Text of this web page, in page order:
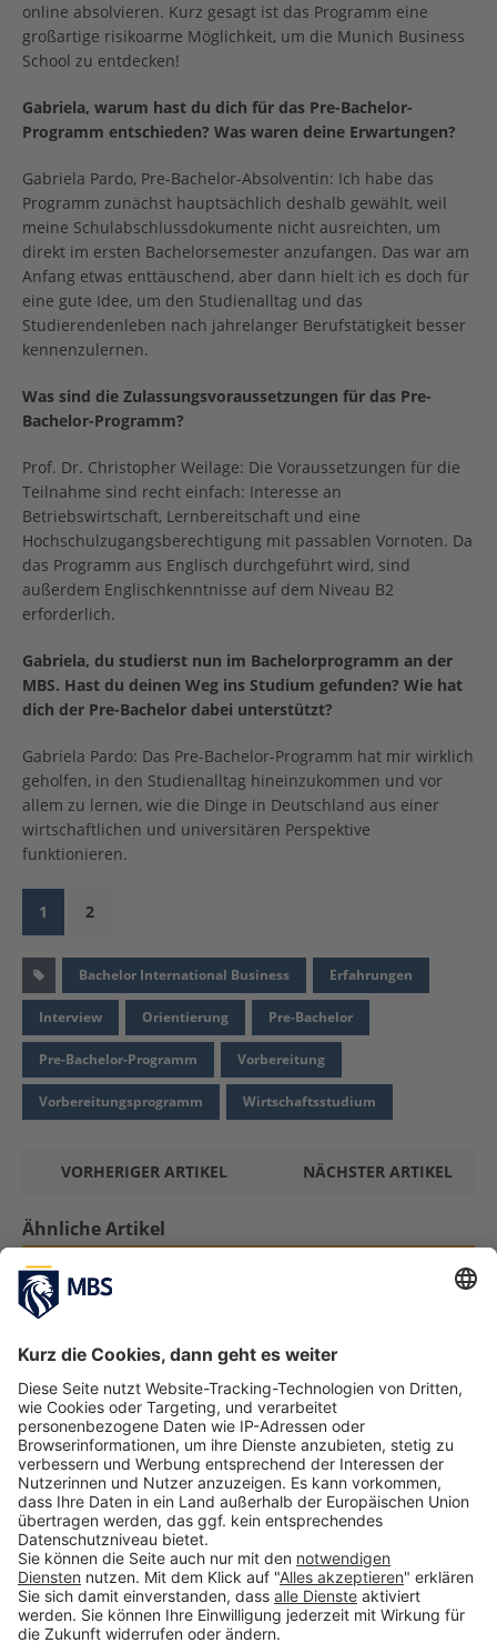
online absolvieren. Kurz gesagt ist das Programm eine
großartige risikoarme Möglichkeit, um die Munich Business
School zu entdecken!
Gabriela, warum hast du dich für das Pre-Bachelor-
Programm entschieden? Was waren deine Erwartungen?
Gabriela Pardo, Pre-Bachelor-Absolventin: Ich habe das
Programm zunächst hauptsächlich deshalb gewählt, weil
meine Schulabschlussdokumente nicht ausreichten, um
direkt im ersten Bachelorsemester anzufangen. Das war am
Anfang etwas enttäuschend, aber dann hielt ich es doch für
eine gute Idee, um den Studienalltag und das
Studierendenleben nach jahrelanger Berufstätigkeit besser
kennenzulernen.
Was sind die Zulassungsvoraussetzungen für das Pre-
Bachelor-Programm?
Prof. Dr. Christopher Weilage: Die Voraussetzungen für die
Teilnahme sind recht einfach: Interesse an
Betriebswirtschaft, Lernbereitschaft und eine
Hochschulzugangsberechtigung mit passablen Vornoten. Da
das Programm aus Englisch durchgeführt wird, sind
außerdem Englischkenntnisse auf dem Niveau B2
erforderlich.
Gabriela, du studierst nun im Bachelorprogramm an der
MBS. Hast du deinen Weg ins Studium gefunden? Wie hat
dich der Pre-Bachelor dabei unterstützt?
Gabriela Pardo: Das Pre-Bachelor-Programm hat mir wirklich
geholfen, in den Studienalltag hineinzukommen und vor
allem zu lernen, wie die Dinge in Deutschland aus einer
wirtschaftlichen und universitären Perspektive
funktionieren.
1 2
Bachelor International Business Erfahrungen
Interview Orientierung Pre-Bachelor
Pre-Bachelor-Programm Vorbereitung
Vorbereitungsprogramm Wirtschaftsstudium
VORHERIGER ARTIKEL NÄCHSTER ARTIKEL
Ähnliche Artikel
Januar 12, 2021
Berufe nach dem BWL-Studium: Vielfältige
Karriereaussichten
November 22, 2022
Beruf nach dem BWL-Studium: Was macht
ein*e Supply Chain Manager*in?
Dezember 21, 2022